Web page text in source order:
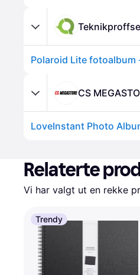
Polaroid Lite fotoalbum
CS
Relaterte
Vi har valgt ut en rekke
Trendy